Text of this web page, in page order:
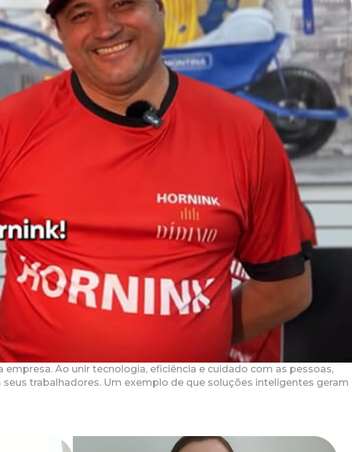
Ao unir tecnologia, eficiência e cuidado com as pessoas,
trabalhadores. Um exemplo de que soluções inteligentes geram